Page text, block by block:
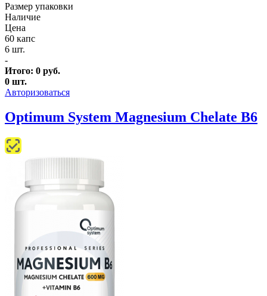
Размер упаковки
Наличие
Цена
60 капс
6 шт.
-
Итого: 0 руб.
0 шт.
Авторизоваться
Optimum System Magnesium Chelate B6